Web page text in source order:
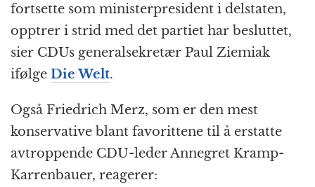
fortsette som ministerpresident i delstaten,
opptrer i strid med det partiet har besluttet,
sier CDUs generalsekretær Paul Ziemiak
ifølge Die Welt.
Også Friedrich Merz, som er den mest
konservative blant favorittene til å erstatte
avtroppende CDU-leder Annegret Kramp-
Karrenbauer, reagerer: